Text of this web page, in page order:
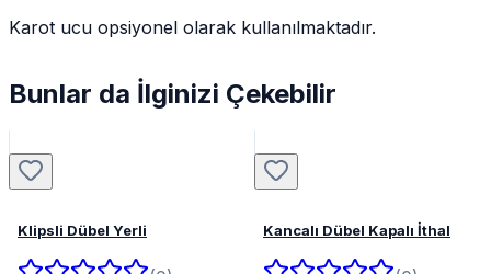
Karot ucu opsiyonel olarak kullanılmaktadır.
Bunlar da İlginizi Çekebilir
Klipsli Dübel Yerli Kancalı Dübel Kapalı İthal